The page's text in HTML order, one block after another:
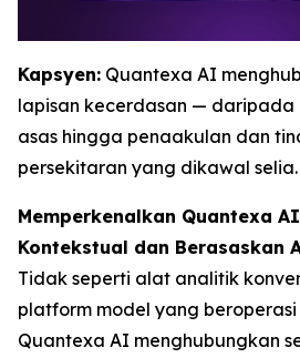
Kapsyen: Quantexa AI
lapisan kecerdasan —
asas hingga penaakulan dan
persekitaran yang dikawal selia.
Memperkenalkan Quantexa
Kontekstual dan Berasaskan
Tidak seperti alat analitik
platform model yang
Quantexa AI menghubungkan